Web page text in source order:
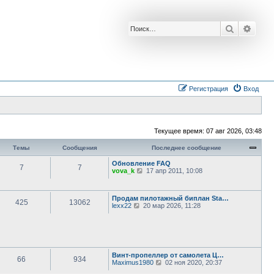
Поиск
Вход
Регистрация
Текущее время: 07 авг 2026, 03:48
Темы Сообщения Последнее сообщение
7 7
Обновление FAQ
vova_k
П
е
й
т
е
д
17 апр 2011, 10:08
425 13062
Продам пилотажный биплан Sta…
lexx22
П
и
к
п
20 мар 2026, 11:28
66 934
Винт-пропеллер от самолета Ц…
Maximus1980
П02 ноя 2020, 20:37